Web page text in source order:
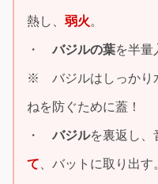
熱し、 弱火。
・ バジルの葉を半量
※ バジルはしっかり
ねを防ぐために蓋！
・ バジルを裏返し、
て 、バットに取り出す